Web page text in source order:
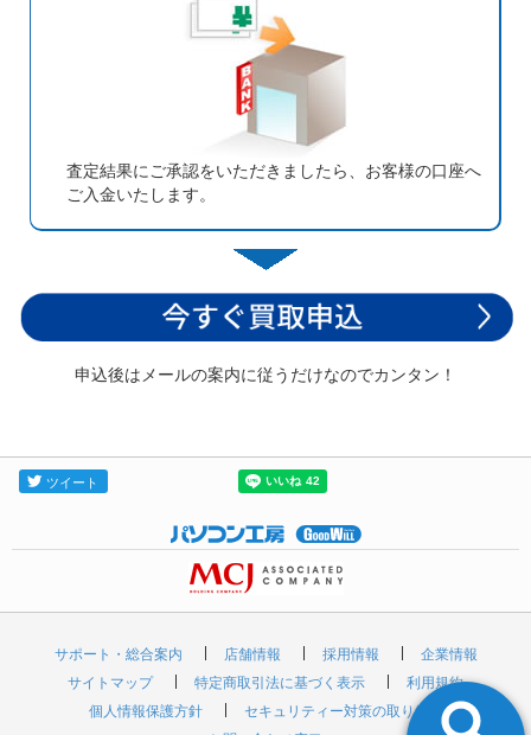
査定結果にご承認をいただきましたら、お客様の口座へ
ご入金いたします。
申込後はメールの案内に従うだけなのでカンタン！
サポート・総合案内 店舗情報 採用情報
企業情報
サイトマップ
特定商取引法に基づく表示
利用規約
個人情報保護方針
セキュリティー対策の取り組み